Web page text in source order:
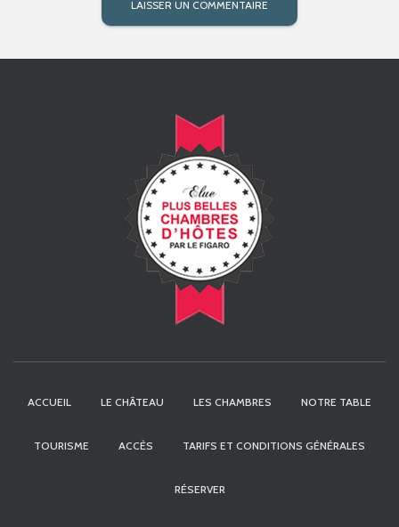
ACCUEIL LE CHÂTEAU LES CHAMBRES NOTRE TABLE
TOURISME ACCÈS TARIFS ET CONDITIONS GÉNÉRALES
RÉSERVER